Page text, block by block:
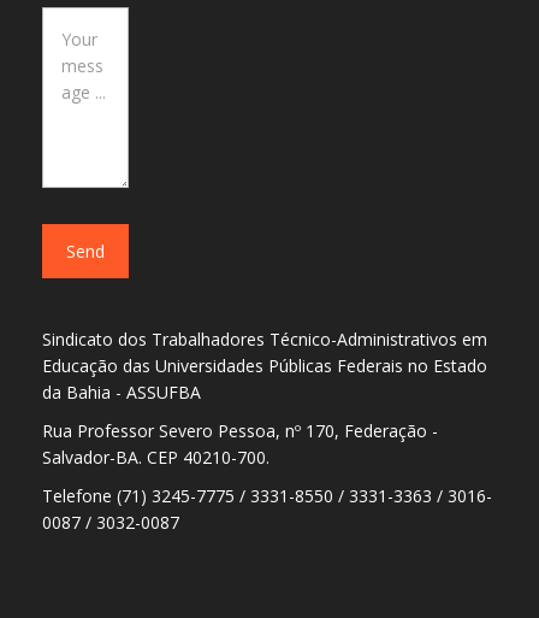
Sindicato dos Trabalhadores Técnico-Administrativos em
Educação das Universidades Públicas Federais no Estado
da Bahia - ASSUFBA
Rua Professor Severo Pessoa, nº 170, Federação -
Salvador-BA. CEP 40210-700.
Telefone (71) 3245-7775 / 3331-8550 / 3331-3363 / 3016-
0087 / 3032-0087